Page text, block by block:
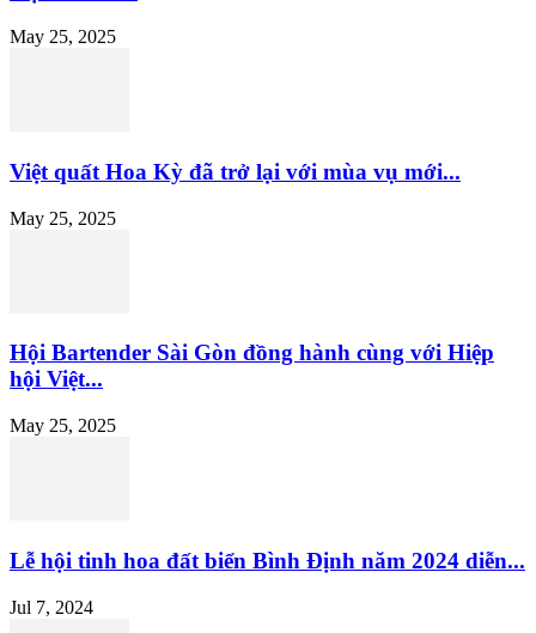
May 25, 2025
Việt quất Hoa Kỳ đã trở lại với mùa vụ mới...
May 25, 2025
Hội Bartender Sài Gòn đồng hành cùng với Hiệp
hội Việt...
May 25, 2025
Lễ hội tinh hoa đất biển Bình Định năm 2024 diễn...
Jul 7, 2024